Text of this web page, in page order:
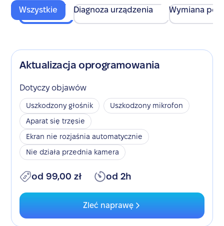
Wszystkie Diagnoza urządzenia Wymiana
Aktualizacja oprogramowania
Dotyczy objawów
Uszkodzony głośnik
Uszkodzony mikrofon
Aparat się trzęsie
Ekran nie rozjaśnia automatycznie
Nie działa przednia kamera
od 99,00 zł od 2h
Zleć naprawę